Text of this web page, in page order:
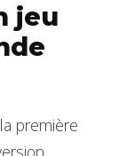
jeu
première